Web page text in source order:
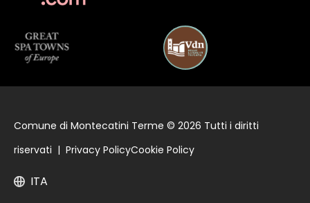
Comune di Montecatini Terme © 2026 Tutti i diritti
riservati | Privacy PolicyCookie Policy
ITA